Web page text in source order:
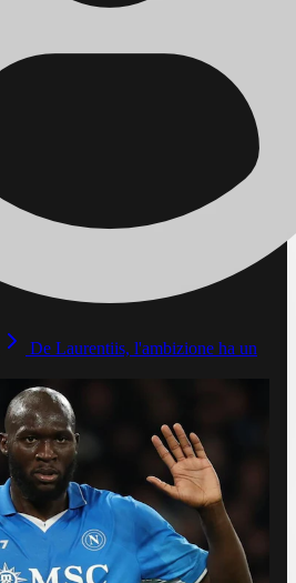
De Laurentiis, l'ambizione ha un